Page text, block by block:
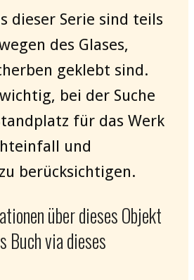
dieser Serie sind teils
des Glases,
geklebt sind.
bei der Suche
für das Werk
und
berücksichtigen.
über dieses Objekt
Buch via dieses